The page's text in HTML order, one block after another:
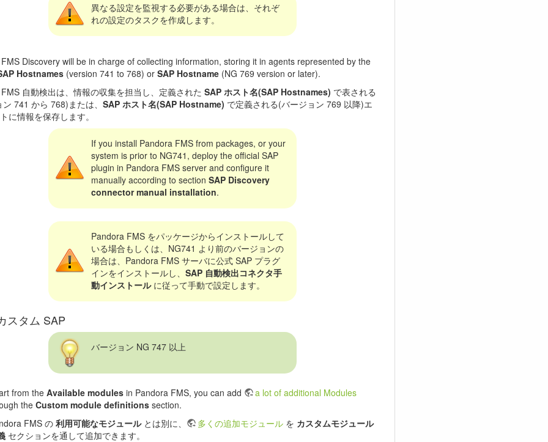
異なる設定を監視する必要がある場合は、それぞ
れの設定のタスクを作成します。
Discovery will be in charge of collecting information, storing it in agents represented by the
Hostnames (version 741 to 768) or SAP Hostname (NG 769 version or later).
自動検出は、情報の収集を担当し、定義された SAP ホスト名(SAP Hostnames) で表される
741 から 768)または、 SAP ホスト名(SAP Hostname) で定義される(バージョン 769 以降)エ
に情報を保存します。
If you install Pandora FMS from packages, or your
system is prior to NG741, deploy the official SAP
plugin in Pandora FMS server and configure it
manually according to sectionSAP Discovery
connector manual installation.
Pandora FMS をパッケージからインストールして
いる場合もしくは、NG741 より前のバージョンの
場合は、Pandora FMS サーバに公式 SAP プラグ
インをインストールし、SAP 自動検出コネクタ手
動インストールに従って手動で設定します。
スタム SAP
バージョン NG 747 以上
from theAvailable modules in Pandora FMS, you can add
a lot of additional Modules
the Custom module definitions section.
FMS の 利用可能なモジュールとは別に、 多くの追加モジュール を カスタムモジュール
セクションを通して追加できます。